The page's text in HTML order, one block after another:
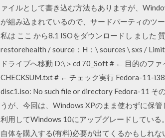
ァイルとして書き込む方法もありますが、
が組み込まれているので、サードパーティのツ
私は ここ から8.1 ISOをダウンロードし ました
restorehealth / source：H：\ sources \ sxs /
ドライブへ移動 D:\＞cd 70_Soft # ← 目的のフ
CHECKSUM.txt # ← チェック実行 Fedora-11-
disc1.iso: No such file or directory Fedora-11 そ
うが、今回は、Windows XPのまま使わずに保
利用してWindows 10にアップグレードしてい
自体を購入する(有料)必要が出てくるかもしれ